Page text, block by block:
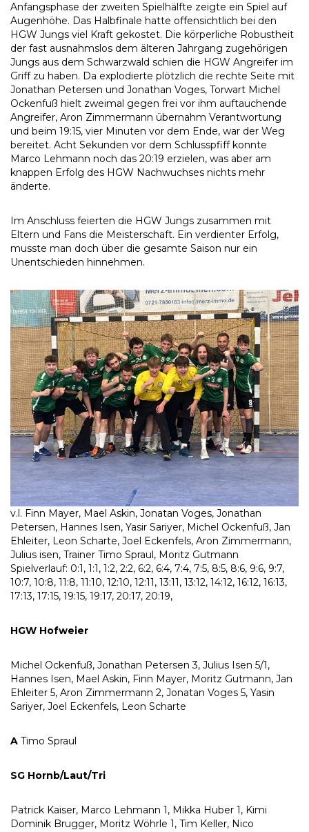
Anfangsphase der zweiten Spielhälfte zeigte ein Spiel auf
Augenhöhe. Das Halbfinale hatte offensichtlich bei den
HGW Jungs viel Kraft gekostet. Die körperliche Robustheit
der fast ausnahmslos dem älteren Jahrgang zugehörigen
Jungs aus dem Schwarzwald schien die HGW Angreifer im
Griff zu haben. Da explodierte plötzlich die rechte Seite mit
Jonathan Petersen und Jonathan Voges, Torwart Michel
Ockenfuß hielt zweimal gegen frei vor ihm auftauchende
Angreifer, Aron Zimmermann übernahm Verantwortung
und beim 19:15, vier Minuten vor dem Ende, war der Weg
bereitet. Acht Sekunden vor dem Schlusspfiff konnte
Marco Lehmann noch das 20:19 erzielen, was aber am
knappen Erfolg des HGW Nachwuchses nichts mehr
änderte.
Im Anschluss feierten die HGW Jungs zusammen mit
Eltern und Fans die Meisterschaft. Ein verdienter Erfolg,
musste man doch über die gesamte Saison nur ein
Unentschieden hinnehmen.
v.l. Finn Mayer, Mael Askin, Jonatan Voges, Jonathan
Petersen, Hannes Isen, Yasir Sariyer, Michel Ockenfuß, Jan
Ehleiter, Leon Scharte, Joel Eckenfels, Aron Zimmermann,
Julius isen, Trainer Timo Spraul, Moritz Gutmann
Spielverlauf: 0:1, 1:1, 1:2, 2:2, 6:2, 6:4, 7:4, 7:5, 8:5, 8:6, 9:6, 9:7,
10:7, 10:8, 11:8, 11:10, 12:10, 12:11, 13:11, 13:12, 14:12, 16:12, 16:13,
17:13, 17:15, 19:15, 19:17, 20:17, 20:19,
HGW Hofweier
Michel Ockenfuß, Jonathan Petersen 3, Julius Isen 5/1,
Hannes Isen, Mael Askin, Finn Mayer, Moritz Gutmann, Jan
Ehleiter 5, Aron Zimmermann 2, Jonatan Voges 5, Yasin
Sariyer, Joel Eckenfels, Leon Scharte
A Timo Spraul
SG Hornb/Laut/Tri
Patrick Kaiser, Marco Lehmann 1, Mikka Huber 1, Kimi
Dominik Brugger, Moritz Wöhrle 1, Tim Keller, Nico